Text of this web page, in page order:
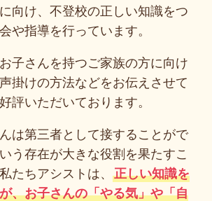
向け、不登校の正しい知識をつ
や指導を行っています。
子さんを持つご家族の方に向け
掛けの方法などをお伝えさせて
評いただいております。
は第三者として接することがで
う存在が大きな役割を果たすこ
たちアシストは、 正しい知識を
、お子さんの「やる気」や「自